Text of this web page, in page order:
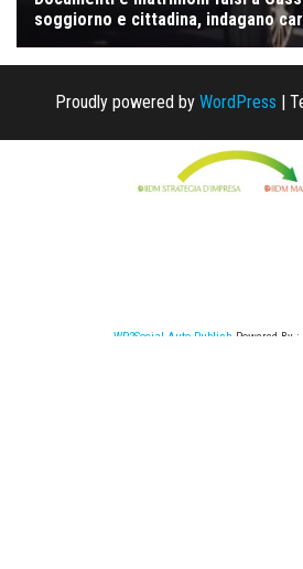
Proudly powered by WordPress |
WP2Social Auto Publish Powered By :